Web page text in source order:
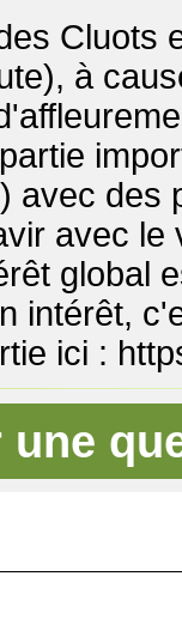
Cluots
à
avec des
avec
global
intérêt,
ici :
une